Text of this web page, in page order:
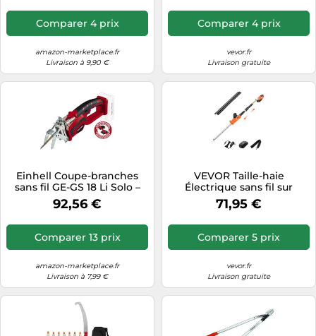
Comparer 4 prix
amazon-marketplace.fr
Livraison à 9,90 €
Comparer 4 prix
vevor.fr
Livraison gratuite
Einhell Coupe-branches
sans fil GE-GS 18 Li Solo –
Power X-Change 18V, lame
150mm, sans batterie
92,56 €
Comparer 13 prix
amazon-marketplace.fr
Livraison à 7,99 €
VEVOR Taille-haie
Électrique sans fil sur
Perche Extensible 1,9-2,4 m
20 V Batterie 2 A, avec
Réglables 30°-150°, pour
Entretien des Branches
Jardin
71,95 €
Comparer 5 prix
vevor.fr
Livraison gratuite